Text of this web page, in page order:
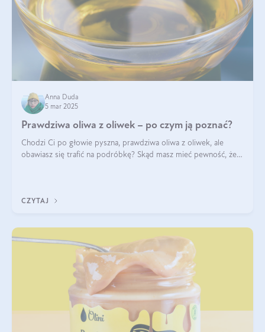
Anna Duda
5 mar 2025
Prawdziwa oliwa z oliwek – po czym ją poznać?
Chodzi Ci po głowie pyszna, prawdziwa oliwa z oliwek, ale
obawiasz się trafić na podróbkę? Skąd masz mieć pewność, że
CZYTAJ